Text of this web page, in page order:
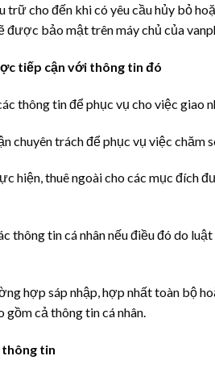
trữ cho đến khi có yêu cầu hủy bỏ
được bảo mật trên máy chủ của
tiếp cận với thông tin đó
thông tin để phục vụ cho việc giao
chuyên trách để phục vụ việc chăm
hiện, thuê ngoài cho các mục đích
thông tin cá nhân nếu điều đó do
hợp sáp nhập, hợp nhất toàn bộ
cả thông tin cá nhân.
thông tin